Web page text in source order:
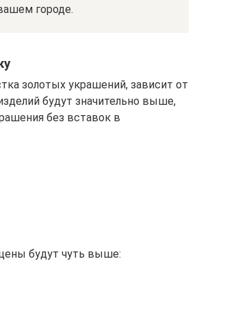
городе.
золотых украшений, зависит от
будут значительно выше,
без вставок в
будут чуть выше: